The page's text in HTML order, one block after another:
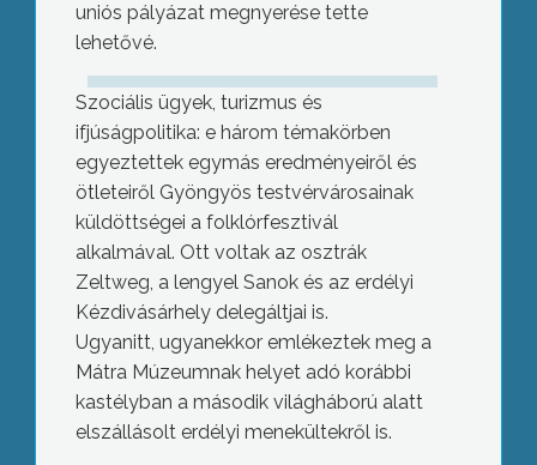
uniós pályázat megnyerése tette
lehetővé.
Szociális ügyek, turizmus és
ifjúságpolitika: e három témakörben
egyeztettek egymás eredményeiről és
ötleteiről Gyöngyös testvérvárosainak
küldöttségei a folklórfesztivál
alkalmával. Ott voltak az osztrák
Zeltweg, a lengyel Sanok és az erdélyi
Kézdivásárhely delegáltjai is.
Ugyanitt, ugyanekkor emlékeztek meg a
Mátra Múzeumnak helyet adó korábbi
kastélyban a második világháború alatt
elszállásolt erdélyi menekültekről is.